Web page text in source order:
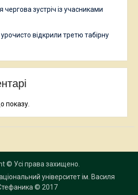
зустріч із учасниками
відкрили третю табірну
показу.
© Усі права захищено.
університет ім. Василя
© 2017